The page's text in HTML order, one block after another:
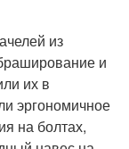
из
и
их в
эргономичное
на болтах,